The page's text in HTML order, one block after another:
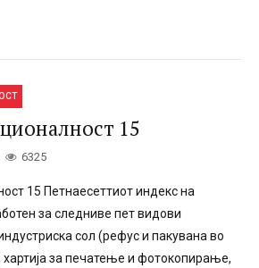
15
6325
15 Петнаесеттиот индекс на
за следниве пет видови
сол (рефус и пакувана во
за печатење и фотокопирање,